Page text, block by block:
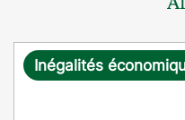
R Inégalités